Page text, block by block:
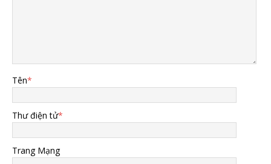
Tên*
Thư điện tử*
Trang Mạng